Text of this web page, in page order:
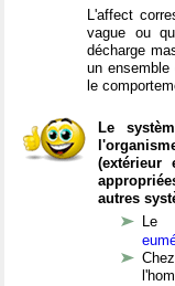
L'affect
vague ou
décharge
un
le
Le
autres
Le